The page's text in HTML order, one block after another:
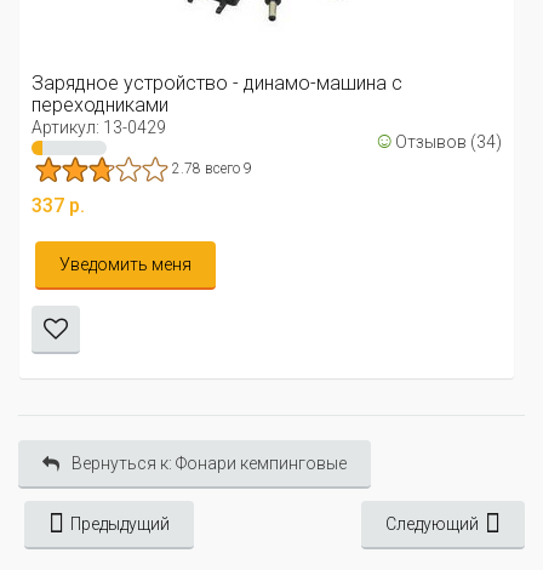
Зарядное устройство - динамо-машина с
переходниками
Артикул: 13-0429 ☺ Отзывов (34)
2.78 всего 9
337 р.
Уведомить меня
Вернуться к: Фонари кемпинговые
Предыдущий Следующий